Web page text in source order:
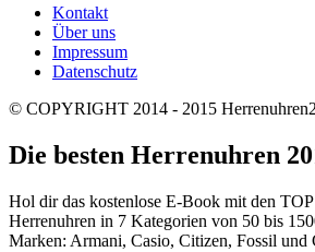
Kontakt
Über uns
Impressum
Datenschutz
© COPYRIGHT 2014 - 2015
Die besten Herrenuhren
Hol dir das kostenlose E-Book mit den
Herrenuhren in 7 Kategorien von 50 bis
Marken: Armani, Casio, Citizen, Fossil und